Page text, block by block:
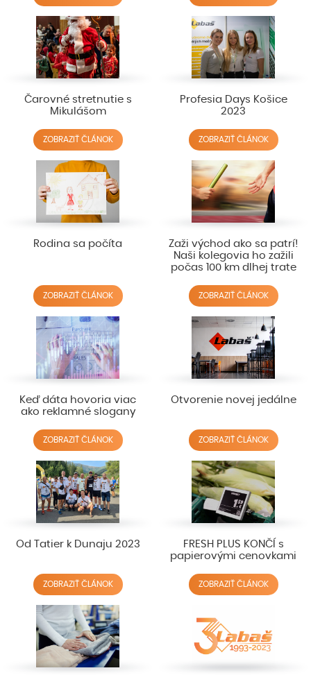
Čarovné stretnutie s
Mikulášom
ZOBRAZIŤ ČLÁNOK
Profesia Days Košice
2023
ZOBRAZIŤ ČLÁNOK
Rodina sa počíta
ZOBRAZIŤ ČLÁNOK
Zaži východ ako sa patrí!
Naši kolegovia ho zažili
počas 100 km dlhej trate
ZOBRAZIŤ ČLÁNOK
Keď dáta hovoria viac
ako reklamné slogany
ZOBRAZIŤ ČLÁNOK
Otvorenie novej jedálne
ZOBRAZIŤ ČLÁNOK
Od Tatier k Dunaju 2023
ZOBRAZIŤ ČLÁNOK
FRESH PLUS KONČÍ s
papierovými cenovkami
ZOBRAZIŤ ČLÁNOK